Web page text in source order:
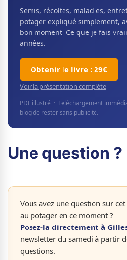
Semis, récoltes, maladies,
potager expliqué simplement,
bon moment. Ce que je fais
années.
Obtenir le livre : 29€
Voir la présentation complète
PDF illustré · Téléchargement
blog de rester sans publicité.
Une question ?
Vous avez une question sur
au potager en ce moment ?
Posez-la directement à
newsletter du samedi à partir
questions.